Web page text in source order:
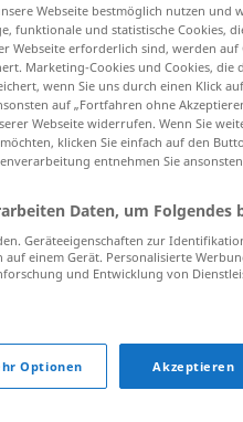
ankommend TEL
ankommend WIRTSCH
Mobilstation ankommend
Webseite bestmöglich nutzen und
funktionale und statistische Cookies,
Webseite erforderlich sind, werden
Marketing-Cookies und Cookies,
wenn Sie uns durch einen Klick
auf „Fortfahren ohne
Webseite widerrufen. Wenn Sie
klicken Sie einfach auf den
entnehmen Sie
Daten, um Folgendes
Geräteeigenschaften zur
einem Gerät. Personalisierte
und Entwicklung von
Optionen Akzeptieren